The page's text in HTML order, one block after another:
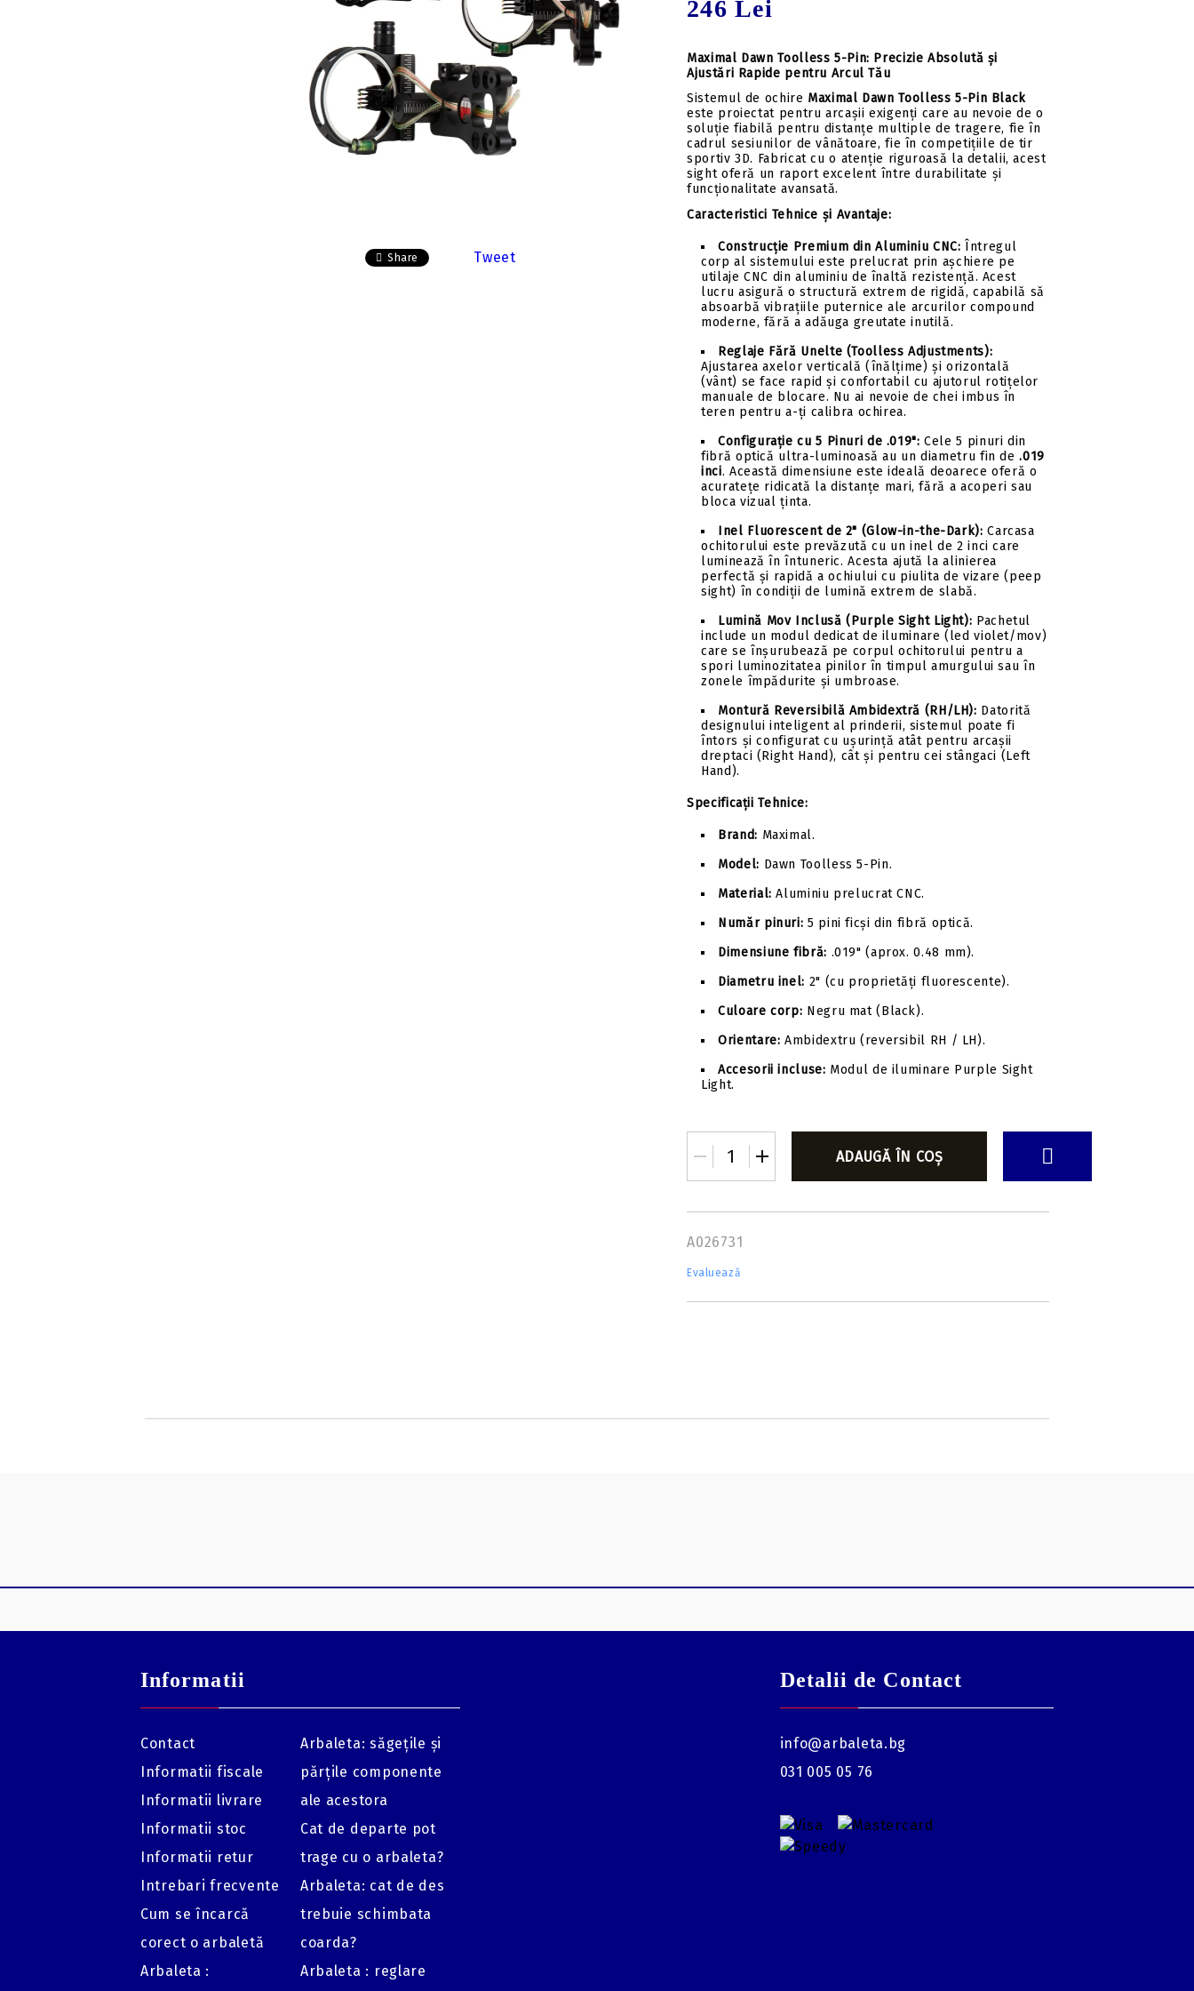
Insert-uri săgeți
Pene săgeți
Tolbe & huse sageti
Ceara & lubrifianti
Mecanisme incarcare
Componente
Share Tweet
246 Lei
Maximal Dawn Toolless 5-Pin: Precizie Absolută și
Ajustări Rapide pentru Arcul Tău
Sistemul de ochire Maximal Dawn Toolless 5-Pin Black
este proiectat pentru arcașii exigenți care au nevoie de o
soluție fiabilă pentru distanțe multiple de tragere, fie în
cadrul sesiunilor de vânătoare, fie în competițiile de tir
sportiv 3D. Fabricat cu o atenție riguroasă la detalii, acest
sight oferă un raport excelent între durabilitate și
funcționalitate avansată.
Caracteristici Tehnice și Avantaje:
Construcție Premium din Aluminiu CNC: Întregul
corp al sistemului este prelucrat prin așchiere pe
utilaje CNC din aluminiu de înaltă rezistență. Acest
lucru asigură o structură extrem de rigidă, capabilă să
absoarbă vibrațiile puternice ale arcurilor compound
moderne, fără a adăuga greutate inutilă.
Reglaje Fără Unelte (Toolless Adjustments):
Ajustarea axelor verticală (înălțime) și orizontală
(vânt) se face rapid și confortabil cu ajutorul rotițelor
manuale de blocare. Nu ai nevoie de chei imbus în
teren pentru a-ți calibra ochirea.
Configurație cu 5 Pinuri de .019": Cele 5 pinuri din
fibră optică ultra-luminoasă au un diametru fin de.019
inci. Această dimensiune este ideală deoarece oferă o
acuratețe ridicată la distanțe mari, fără a acoperi sau
bloca vizual ținta.
Inel Fluorescent de 2" (Glow-in-the-Dark): Carcasa
ochitorului este prevăzută cu un inel de 2 inci care
luminează în întuneric. Acesta ajută la alinierea
perfectă și rapidă a ochiului cu piulita de vizare (peep
sight) în condiții de lumină extrem de slabă.
Lumină Mov Inclusă (Purple Sight Light): Pachetul
include un modul dedicat de iluminare (led violet/mov)
care se înșurubează pe corpul ochitorului pentru a
spori luminozitatea pinilor în timpul amurgului sau în
zonele împădurite și umbroase.
Montură Reversibilă Ambidextră (RH/LH): Datorită
designului inteligent al prinderii, sistemul poate fi
întors și configurat cu ușurință atât pentru arcașii
dreptaci (Right Hand), cât și pentru cei stângaci (Left
Hand).
Specificații Tehnice:
Brand: Maximal.
Model: Dawn Toolless 5-Pin.
Material: Aluminiu prelucrat CNC.
Număr pinuri: 5 pini ficși din fibră optică.
Dimensiune fibră: .019" (aprox. 0.48 mm).
Diametru inel: 2" (cu proprietăți fluorescente).
Culoare corp: Negru mat (Black).
Orientare: Ambidextru (reversibil RH / LH).
Accesorii incluse: Modul de iluminare Purple Sight
Light.
A026731
Evaluează
Informatii
Contact
Informatii fiscale
Informatii livrare
Informatii stoc
Informatii retur
Intrebari frecvente
Cum se încarcă
corect o arbaletă
Arbaleta :
Arbaleta: săgețile și
părțile componente
ale acestora
Cat de departe pot
trage cu o arbaleta?
Arbaleta: cat de des
trebuie schimbata
coarda?
Arbaleta : reglare
Detalii de Contact
info@arbaleta.bg
031 005 05 76